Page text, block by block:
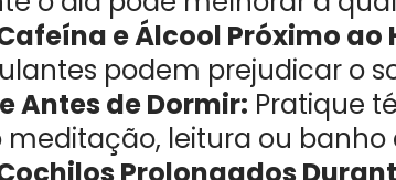
e Álcool Próximo ao
podem prejudicar o
Antes de Dormir: Pratique
leitura ou banho